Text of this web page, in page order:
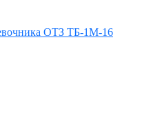
ОТЗ ТБ-1М-16